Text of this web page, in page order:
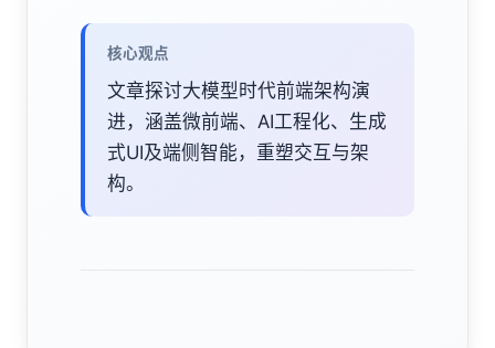
核心观点
文章探讨大模型时代前端架构演
进，涵盖微前端、AI工程化、生成
式UI及端侧智能，重塑交互与架
构。